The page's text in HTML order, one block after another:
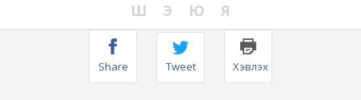
Ш
Э Ю Я
Share Tweet Хэвлэх